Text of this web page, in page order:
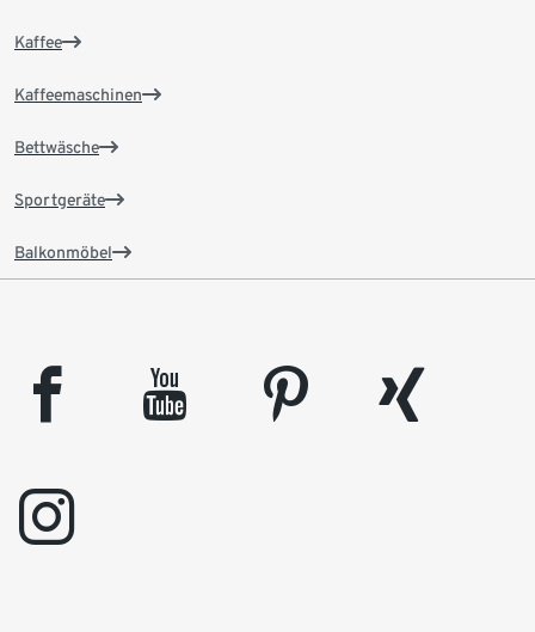
Kaffee
Kaffeemaschinen
Bettwäsche
Sportgeräte
Balkonmöbel
facebook youtube pinterest
xing
instagram